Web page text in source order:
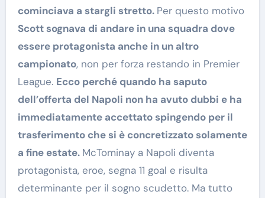
cominciava a stargli stretto. Per questo motivo
Scott sognava di andare in una squadra dove
essere protagonista anche in un altro
campionato, non per forza restando in Premier
League. Ecco perché quando ha saputo
dell’offerta del Napoli non ha avuto dubbi e ha
immediatamente accettato spingendo per il
trasferimento che si è concretizzato solamente
a fine estate. McTominay a Napoli diventa
protagonista, eroe, segna 11 goal e risulta
determinante per il sogno scudetto. Ma tutto